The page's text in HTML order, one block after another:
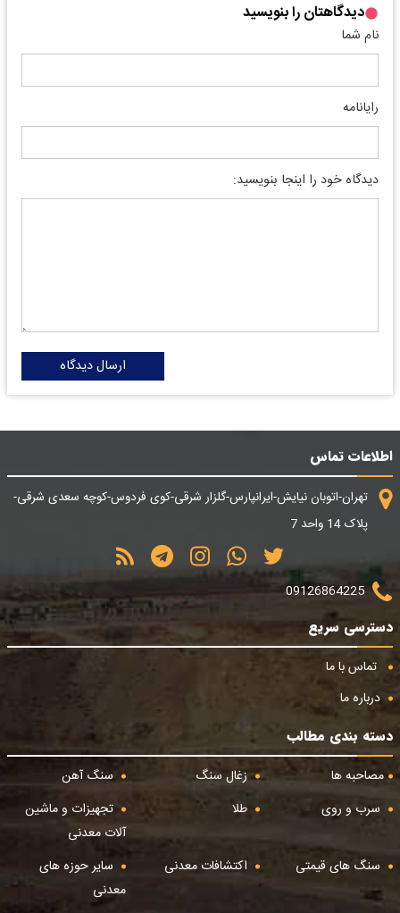
دیدگاهتان را بنویسید
نام شما
رایانامه
دیدگاه خود را اینجا بنویسید:
ارسال دیدگاه
اطلاعات تماس
تهران-اتوبان نیایش-ایرانپارس-گلزار شرقی-کوی فردوس-کوچه سعدی شرقی-
پلاک 14 واحد 7
09126864225
دسترسی سریع
تماس با ما
درباره ما
دسته بندی مطالب
مصاحبه ها
زغال سنگ
سنگ آهن
سرب و روی
طلا
تجهیزات و ماشین
آلات معدنی
سنگ های قیمتی
اکتشافات معدنی
سایر حوزه های
معدنی